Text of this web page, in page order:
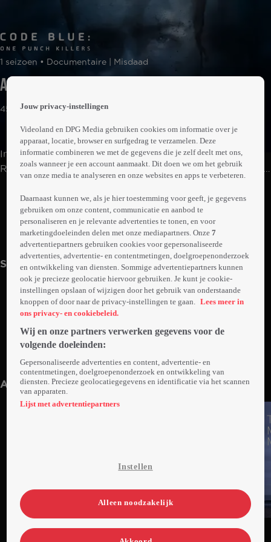
page
1 seizoen • Documentaire | Misdaad
Aflevering 1
45min
In 2021 werd de geliefde moeder en oma June Fox-
Roberts op brute wijze vermoord in haar eigen huis. De
politie van Zuid-Wales geeft een exclusieve kijk in het
onderzoek dat volgde.
Meer
info
Seizoen 2
45min
45min
Anderen kijken ook
programma
programma
Jouw privacy-instellingen
Videoland en DPG Media gebruiken cookies om informatie over je
apparaat, locatie, browser en surfgedrag te verzamelen. Deze
informatie combineren we met de gegevens die je zelf deelt met ons,
zoals wanneer je een account aanmaakt. Dit doen we om het gebruik
van onze media te analyseren en onze websites en apps te verbeteren.
Daarnaast kunnen we, als je hier toestemming voor geeft, je gegevens
gebruiken om onze content, communicatie en aanbod te
personaliseren en je relevante advertenties te tonen, en voor
marketingdoeleinden delen met onze mediapartners. Onze7
advertentiepartners gebruiken cookies voor gepersonaliseerde
advertenties, advertentie- en contentmetingen, doelgroepenonderzoek
en ontwikkeling van diensten. Sommige advertentiepartners kunnen
ook je precieze geolocatie hiervoor gebruiken. Je kunt je cookie-
instellingen opslaan of wijzigen door het gebruik van onderstaande
knoppen of door naar de privacy-instellingen te gaan.
Lees meer in
ons privacy- en cookiebeleid.
Wij en onze partners verwerken gegevens voor de
volgende doeleinden:
Gepersonaliseerde advertenties en content, advertentie- en
contentmetingen, doelgroepenonderzoek en ontwikkeling van
diensten. Precieze geolocatiegegevens en identificatie via het scannen
van apparaten.
Lijst met advertentiepartners
Instellen
Alleen noodzakelijk